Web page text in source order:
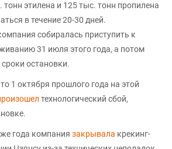
этилена и 125 тыс. тонн пропилена
в течение 20-30 дней.
собиралась приступить к
31 июля этого года, а потом
остановки.
1 октября прошлого года на этой
технологический сбой,
года компания закрывала крекинг-